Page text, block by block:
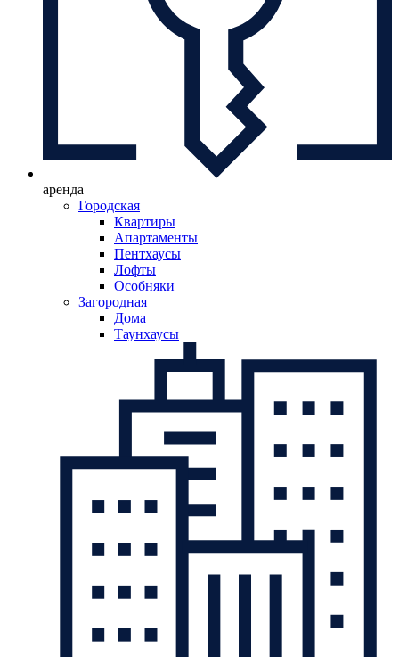
аренда
Городская
Квартиры
Апартаменты
Пентхаусы
Лофты
Особняки
Загородная
Дома
Таунхаусы